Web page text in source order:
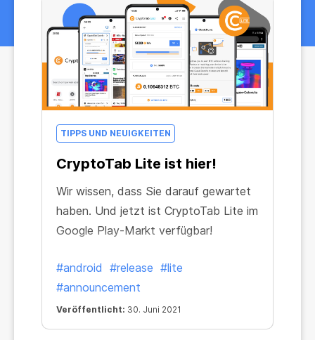
TIPPS UND NEUIGKEITEN
CryptoTab Lite ist hier!
Wir wissen, dass Sie darauf gewartet
haben. Und jetzt ist CryptoTab Lite im
Google Play-Markt verfügbar!
#android #release #lite
#announcement
Veröffentlicht: 30. Juni 2021